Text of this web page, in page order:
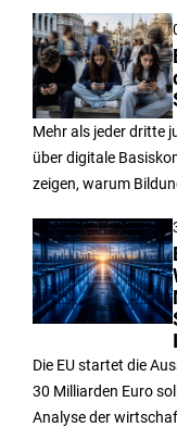
Mehr als jeder dritte
über digitale
zeigen, warum
Die EU startet die
30 Milliarden Euro
Analyse der